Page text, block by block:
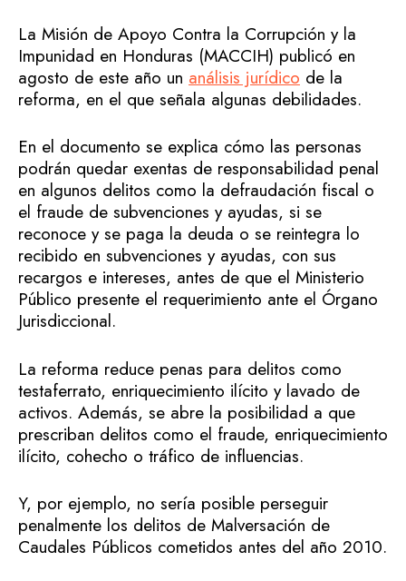
La Misión de Apoyo Contra la Corrupción y la
Impunidad en Honduras (MACCIH) publicó en
agosto de este año un análisis jurídico de la
reforma, en el que señala algunas debilidades.
En el documento se explica cómo las personas
podrán quedar exentas de responsabilidad penal
en algunos delitos como la defraudación fiscal o
el fraude de subvenciones y ayudas, si se
reconoce y se paga la deuda o se reintegra lo
recibido en subvenciones y ayudas, con sus
recargos e intereses, antes de que el Ministerio
Público presente el requerimiento ante el Órgano
Jurisdiccional.
La reforma reduce penas para delitos como
testaferrato, enriquecimiento ilícito y lavado de
activos. Además, se abre la posibilidad a que
prescriban delitos como el fraude, enriquecimiento
ilícito, cohecho o tráfico de influencias.
Y, por ejemplo, no sería posible perseguir
penalmente los delitos de Malversación de
Caudales Públicos cometidos antes del año 2010.